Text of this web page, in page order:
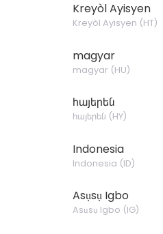
Kreyòl Ayisyen
Kreyòl Ayisyen (HT)
magyar
magyar (HU)
հայերեն
հայերեն (HY)
Indonesia
Indonesia (ID)
Asụsụ Igbo
Asụsụ Igbo (IG)